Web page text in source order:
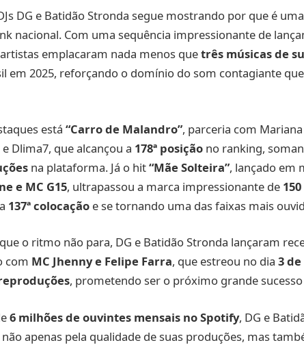
DG e Batidão Stronda segue mostrando por que é
nacional. Com uma sequência impressionante de
emplacaram nada menos quetrês músicas de
em 2025, reforçando o domínio do som contagiante
está “Carro de Malandro”, parceria com
Dlima7, que alcançou a 178ª posição no ranking,
na plataforma. Já o hit“Mãe Solteira”, lançado em
e MC G15, ultrapassou a marca impressionante de
137ª colocação e se tornando uma das faixas mais
o ritmo não para, DG e Batidão Stronda lançaram
com MC Jhenny e Felipe Farra, que estreou no dia 3
, prometendo ser o próximo grande
6 milhões de ouvintes mensais no Spotify, DG e
apenas pela qualidade de suas produções, mas